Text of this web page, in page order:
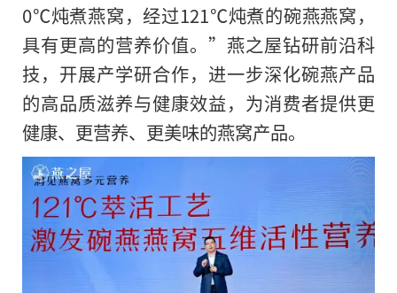
0℃炖煮燕窝，经过121℃炖煮的碗燕燕窝，
具有更高的营养价值。”燕之屋钻研前沿科
技，开展产学研合作，进一步深化碗燕产品
的高品质滋养与健康效益，为消费者提供更
健康、更营养、更美味的燕窝产品。